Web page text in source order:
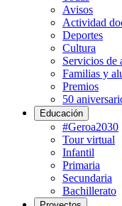
Avisos
Actividad
Deportes
Cultura
Servicios de
Familias y
Premios
50
Educación
#Geroa2030
Tour virtual
Infantil
Primaria
Secundaria
Bachillerato